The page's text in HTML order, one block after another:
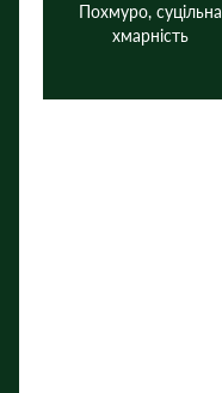
Похмуро, суцільна
хмарність